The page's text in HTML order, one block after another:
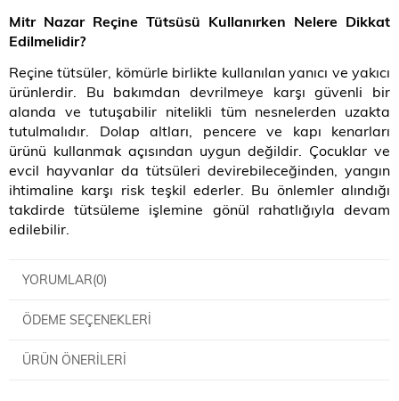
Mitr Nazar Reçine Tütsüsü Kullanırken Nelere Dikkat
Edilmelidir?
Reçine tütsüler, kömürle birlikte kullanılan yanıcı ve yakıcı
ürünlerdir. Bu bakımdan devrilmeye karşı güvenli bir
alanda ve tutuşabilir nitelikli tüm nesnelerden uzakta
tutulmalıdır. Dolap altları, pencere ve kapı kenarları
ürünü kullanmak açısından uygun değildir. Çocuklar ve
evcil hayvanlar da tütsüleri devirebileceğinden, yangın
ihtimaline karşı risk teşkil ederler. Bu önlemler alındığı
takdirde tütsüleme işlemine gönül rahatlığıyla devam
edilebilir.
YORUMLAR(0)
ÖDEME SEÇENEKLERI
ÜRÜN ÖNERILERI